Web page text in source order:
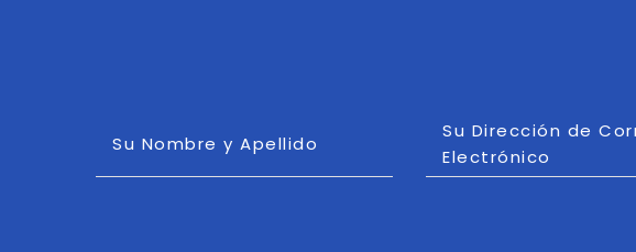
Su Nombre y Apellido
Su Dirección de
Electrónico